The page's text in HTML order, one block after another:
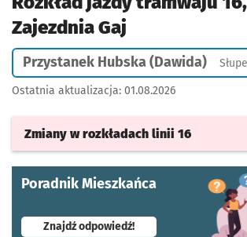
Zajezdnia Gaj
Przystanek Hubska (Dawida)
Ostatnia aktualizacja: 01.08.2026
Zmiany w rozkładach linii 16
Poradnik Mieszkańca
Znajdź odpowiedź!- otworzy się w nowej